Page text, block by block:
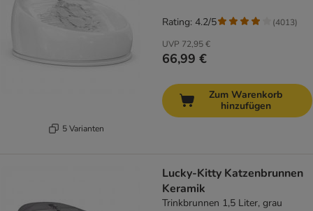
5 Varianten
UVP 72,95 €
66,99 €
Rating: 4.2/5 (4013)
Zum Warenkorb
hinzufügen
Lucky-Kitty Katzenbrunnen
Keramik
Trinkbrunnen 1,5 Liter, grau